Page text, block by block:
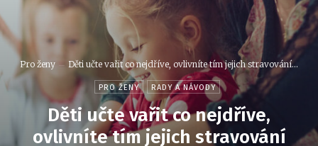
Pro ženy Děti učte vařit co nejdříve, ovlivníte tím jejich stravování...
PRO ŽENY RADY A NÁVODY
Děti učte vařit co nejdříve,
ovlivníte tím jejich stravování